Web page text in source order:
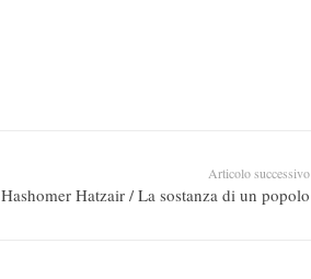
Articolo successivo
Hashomer Hatzair / La sostanza di un popolo